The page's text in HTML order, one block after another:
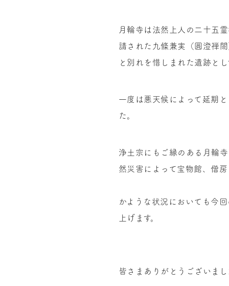
月輪寺は法然上人の二十五
請された九條兼実（圓澄禅
と別れを惜しまれた遺跡と
一度は悪天候によって延期
た。
浄土宗にもご縁のある月輪
然災害によって宝物館、僧
かような状況においても今
上げます。
皆さまありがとうございま